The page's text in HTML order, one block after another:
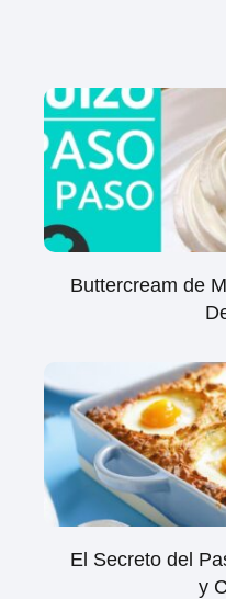
Buttercream de
El Secreto del
y